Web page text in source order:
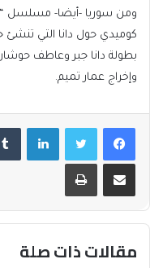
ومن سوريا -أيضا- مسلسل
كوميدي حول دانا التي
بطولة دانا جبر وعاطف
وإخراج عمار تميم.
فيسبوكتويتر
مشاركة عبر البريد طباعة
مقالات ذات صلة